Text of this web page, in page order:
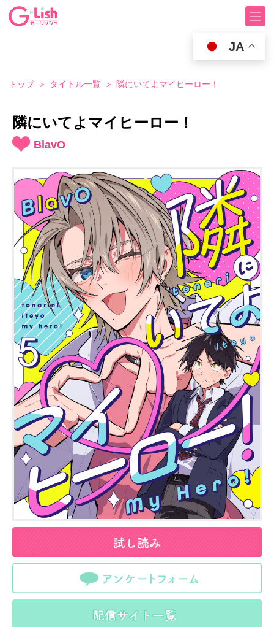
JA
トップ タイトル一覧 隣にいてよマイヒーロー！
隣にいてよマイヒーロー！
BlavO